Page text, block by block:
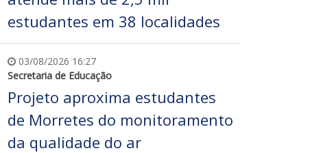
estudantes em 38 localidades
03/08/2026 16:27
Secretaria de Educação
Projeto aproxima estudantes
de Morretes do monitoramento
da qualidade do ar